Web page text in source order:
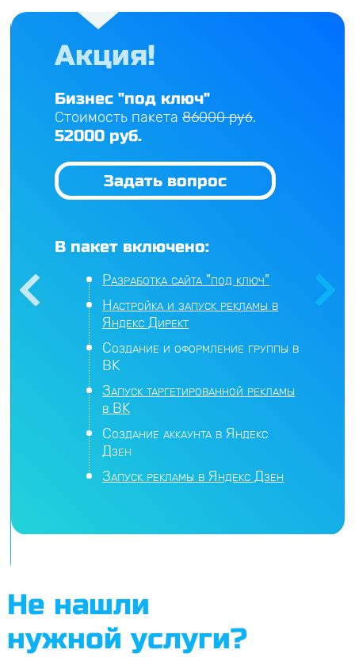
Акция!
Бизнес "под ключ"
Стоимость пакета86000 руб.
52000 руб.
Задать вопрос
В пакет включено:
Разработка сайта "под ключ"
Настройка и запуск рекламы в
Яндекс Директ
Создание и оформление группы в
ВК
Запуск таргетированной рекламы
в ВК
Создание аккаунта в Яндекс
Дзен
Запуск рекламы в Яндекс Дзен
Не нашли
нужной услуги?